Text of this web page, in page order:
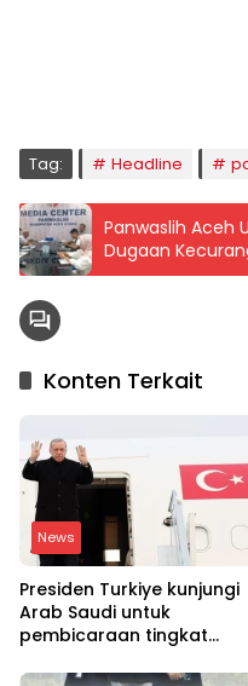
Tag: Headline
Panwaslih Aceh
Dugaan
Pemenangan
Konten Terkait
News
Presiden Turkiye kunjungi
Arab Saudi untuk
pembicaraan tingkat